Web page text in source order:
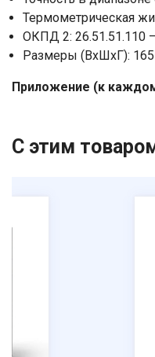
Термометрическая
ОКПД 2: 26.51.51.110
Размеры (ВхШхГ):
Приложение (к
С этим